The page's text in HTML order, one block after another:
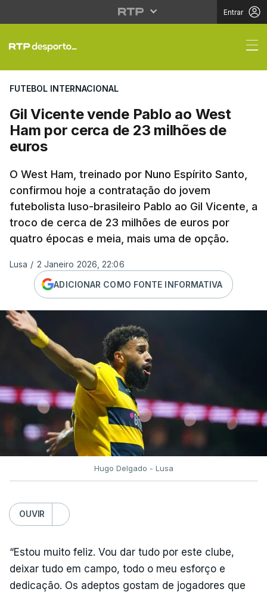
Entrar
Gil Vicente vende
FUTEBOL INTERNACIONAL
Gil Vicente vende Pablo ao West
Ham por cerca de 23 milhões de
euros
O West Ham, treinado por Nuno Espírito Santo,
confirmou hoje a contratação do jovem
futebolista luso-brasileiro Pablo ao Gil Vicente, a
troco de cerca de 23 milhões de euros por
quatro épocas e meia, mais uma de opção.
Lusa / 2 Janeiro 2026, 22:06
ADICIONAR COMO FONTE INFORMATIVA
Hugo Delgado - Lusa
OUVIR
“Estou muito feliz. Vou dar tudo por este clube,
deixar tudo em campo, todo o meu esforço e
dedicação. Os adeptos gostam de jogadores que